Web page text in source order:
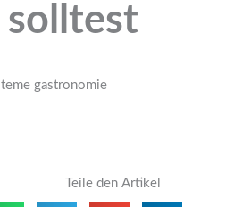
solltest
Teile den Artikel